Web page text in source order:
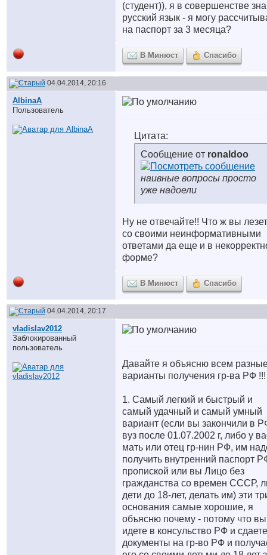
(студент)), я в совершенстве
русский язык - я могу
на паспорт за 3 месяца?
В Минюст Спасибо
04.04.2014, 20:16
AlbinaA
Пользователь
Цитата:
Сообщение от ronaldoo
наивные вопросы просто
уже надоели
Ну не отвечайте!! Что ж вы
со своими неинформативными
ответами да еще и в
форме?
В Минюст Спасибо
04.04.2014, 20:17
vladislav2012
Заблокированный
пользователь
Давайте я объясню всем
варианты получения гр-ва РФ !!!
1. Самый легкий и быстрый и
самый удачный и самый умный
вариант (если вы закончили в
вуз после 01.07.2002 г, либо у
мать или отец гр-нин РФ, им
получить внутренний паспорт
пропиской или вы Лицо без
гражданства со времен СССР,
дети до 18-лет, делать им) эти
основания самые хорошие, я
объясню почему - потому что вы
идете в консульство РФ и сдаете
документы на гр-во РФ и